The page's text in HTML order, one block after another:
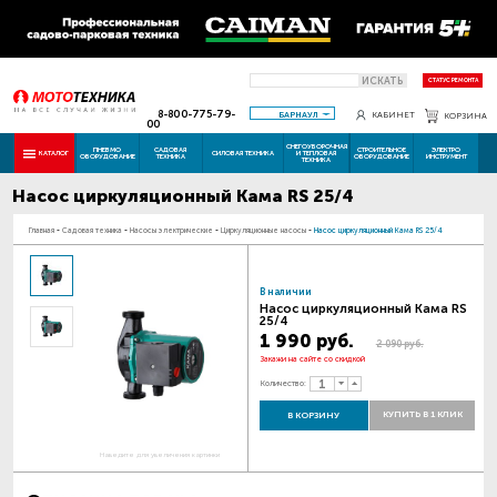
ИСКАТЬ СТАТУС РЕМОНТА
8-800-775-79-
00
БАРНАУЛ КАБИНЕТ КОРЗИНА
КАТАЛОГ ПНЕВМО
ОБОРУДОВАНИЕ
САДОВАЯ
ТЕХНИКА СИЛОВАЯ ТЕХНИКА
СНЕГОУБОРОЧНАЯ
И ТЕПЛОВАЯ
ТЕХНИКА
СТРОИТЕЛЬНОЕ
ОБОРУДОВАНИЕ
ЭЛЕКТРО
ИНСТРУМЕНТ
Насос циркуляционный Кама RS 25/4
Главная - Садовая техника - Насосы электрические - Циркуляционные насосы - Насос циркуляционный Кама RS 25/4
Наведите для увеличения картинки
В наличии
Насос циркуляционный Кама RS
25/4
1 990 руб. 2 090 руб.
Закажи на сайте со скидкой
Количество:
В КОРЗИНУ КУПИТЬ В 1 КЛИК